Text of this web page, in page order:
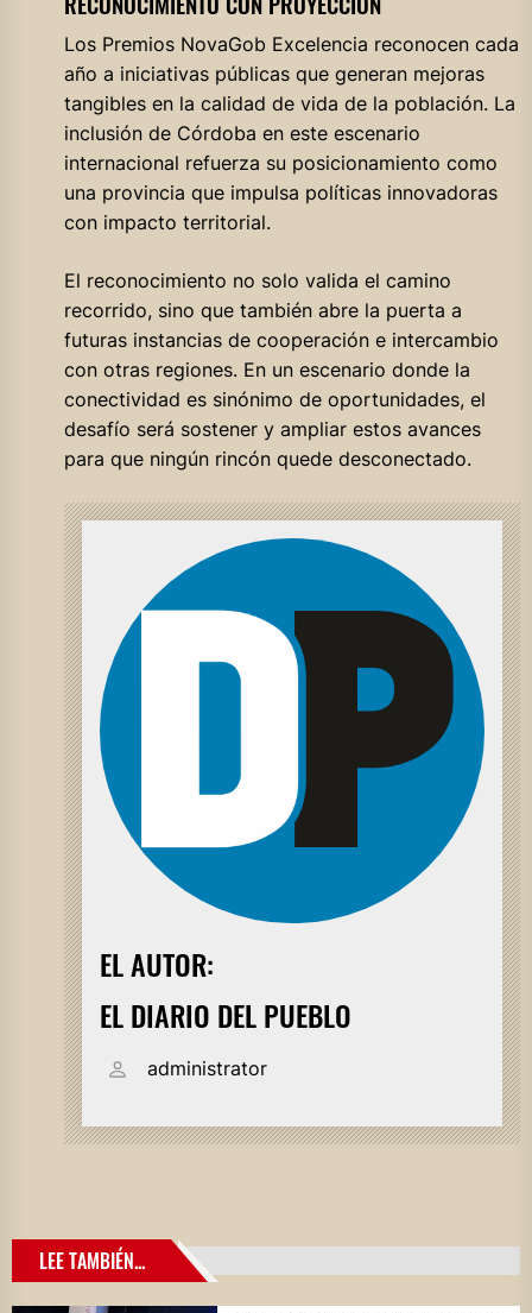
Los Premios NovaGob Excelencia reconocen cada
año a iniciativas públicas que generan mejoras
tangibles en la calidad de vida de la población. La
inclusión de Córdoba en este escenario
internacional refuerza su posicionamiento como
una provincia que impulsa políticas innovadoras
con impacto territorial.
El reconocimiento no solo valida el camino
recorrido, sino que también abre la puerta a
futuras instancias de cooperación e intercambio
con otras regiones. En un escenario donde la
conectividad es sinónimo de oportunidades, el
desafío será sostener y ampliar estos avances
para que ningún rincón quede desconectado.
EL AUTOR:
EL DIARIO DEL PUEBLO
administrator
LEE TAMBIÉN...